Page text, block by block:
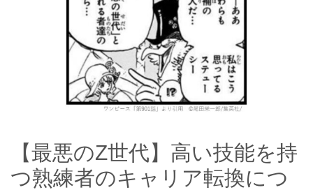
【最悪のZ世代】高い技能を持
つ熟練者のキャリア転換につ